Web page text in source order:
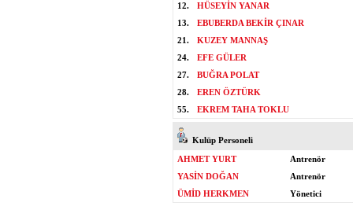
12.
HÜSEYİN YANAR
13.
EBUBERDA BEKİR ÇINAR
21.
KUZEY MANNAŞ
24.
EFE GÜLER
27.
BUĞRA POLAT
28.
EREN ÖZTÜRK
55.
EKREM TAHA TOKLU
Kulüp Personeli
AHMET YURT
Antrenör
YASİN DOĞAN
Antrenör
ÜMİD HERKMEN
Yönetici